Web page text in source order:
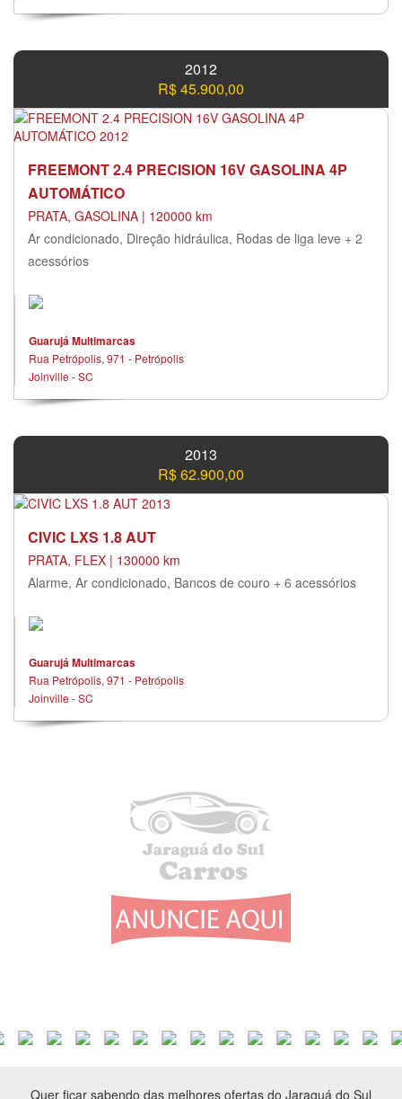
2012
R$ 45.900,00
FREEMONT 2.4 PRECISION 16V GASOLINA 4P
AUTOMÁTICO
PRATA, GASOLINA | 120000 km
Ar condicionado, Direção hidráulica, Rodas de liga leve + 2
acessórios
Guarujá Multimarcas
Rua Petrópolis, 971 - Petrópolis
Joinville - SC
2013
R$ 62.900,00
CIVIC LXS 1.8 AUT
PRATA, FLEX | 130000 km
Alarme, Ar condicionado, Bancos de couro + 6 acessórios
Guarujá Multimarcas
Rua Petrópolis, 971 - Petrópolis
Joinville - SC
Quer ficar sabendo das melhores ofertas do Jaraguá do Sul